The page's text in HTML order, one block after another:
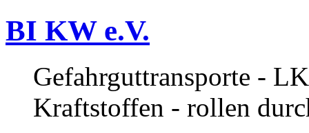
BI KW e.V.
Gefahrguttransporte -
Kraftstoffen - rollen